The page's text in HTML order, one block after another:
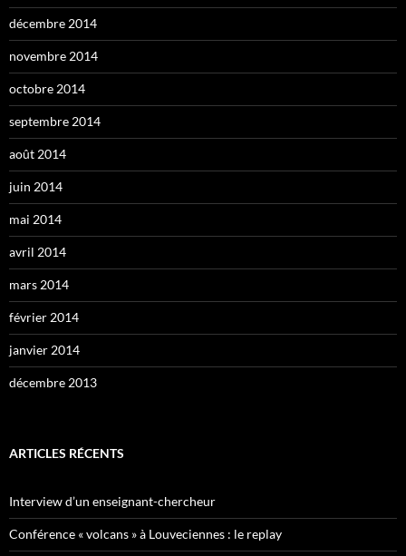
décembre 2014
novembre 2014
octobre 2014
septembre 2014
août 2014
juin 2014
mai 2014
avril 2014
mars 2014
février 2014
janvier 2014
décembre 2013
ARTICLES RÉCENTS
Interview d’un enseignant-chercheur
Conférence « volcans » à Louveciennes : le replay